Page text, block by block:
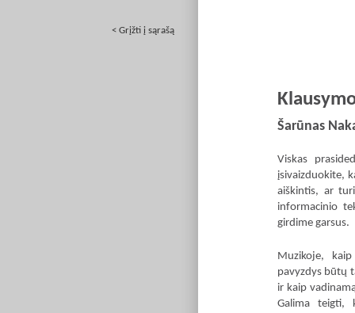
< Grįžti į sąrašą
Šarūnas
Viskas
įsivaizduokite,
aiškintis, ar
informacinio
girdime garsus.
Muzikoje,
pavyzdys būtų
ir kaip
Galima teigti,